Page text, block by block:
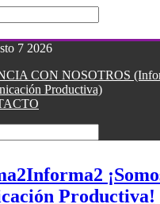
7 2026
CON NOSOTROS
Productiva)
Informa2
Productiva!